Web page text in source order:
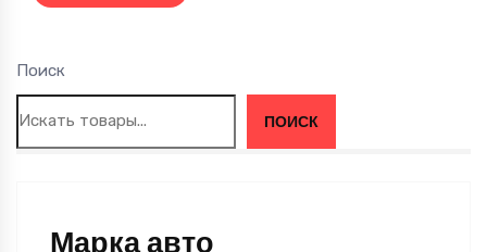
Поиск
ПОИСК
Марка авто